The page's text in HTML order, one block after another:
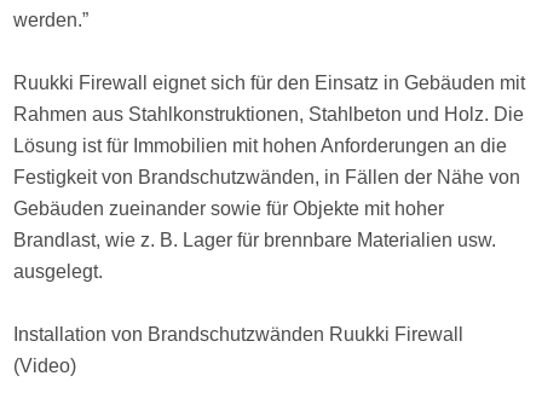
werden.”
Ruukki Firewall eignet sich für den Einsatz in Gebäuden mit
Rahmen aus Stahlkonstruktionen, Stahlbeton und Holz. Die
Lösung ist für Immobilien mit hohen Anforderungen an die
Festigkeit von Brandschutzwänden, in Fällen der Nähe von
Gebäuden zueinander sowie für Objekte mit hoher
Brandlast, wie z. B. Lager für brennbare Materialien usw.
ausgelegt.
Installation von Brandschutzwänden Ruukki Firewall
(Video)